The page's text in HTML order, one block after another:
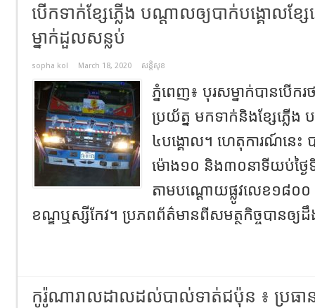
បើកទាក់ខ្សែភ្លើង បណ្តាលឲ្យបាក់បង្គោលខ្
ម្នាក់ដួលសន្លប់
sopha kol March 18, 2020 សន្តិសុខ
ភ្នំពេញ៖ បុរសម្នាក់បានបើ
ប្រយ័ត្ន មកទាក់និងខ្សែភ្លើ
៤បង្គោល។ ហេតុការណ៍នេះ
ម៉ោង១០ និង៣០នាទីយប់ថ្ងៃ
តាមបណ្តោយផ្លូវលេខ១៨០០
ខណ្ឌឬស្សីកែវ។ ប្រភពព័ត៌មានពីសមត្ថកិច្ចបានឲ្យ
កូរ៉ូណារាលដាលដល់បាល់ទាត់ជប៉ុន ៖ ប្រធ